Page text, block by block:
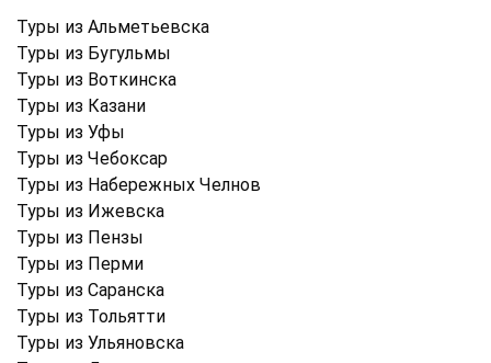
Туры из Альметьевска
Туры из Бугульмы
Туры из Воткинска
Туры из Казани
Туры из Уфы
Туры из Чебоксар
Туры из Набережных Челнов
Туры из Ижевска
Туры из Пензы
Туры из Перми
Туры из Саранска
Туры из Тольятти
Туры из Ульяновска